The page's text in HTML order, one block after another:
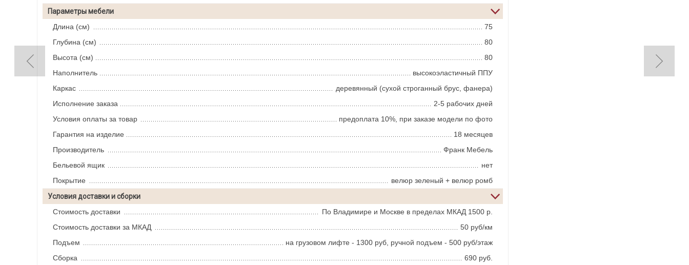
Параметры мебели
Длина (см)
75
Глубина (см)
80
Высота (см)
80
Наполнитель
высокоэластичный ППУ
Каркас
деревянный (сухой строганный брус, фанера)
Исполнение заказа
2-5 рабочих дней
Условия оплаты за товар
предоплата 10%, при заказе модели по фото
Гарантия на изделие
18 месяцев
Производитель
Франк Мебель
Бельевой ящик
нет
Покрытие
велюр зеленый + велюр ромб
Условия доставки и сборки
Стоимость доставки
По Владимире и Москве в пределах МКАД 1500 р.
Стоимость доставки за МКАД
50 руб/км
Подъем
на грузовом лифте - 1300 руб, ручной подъем - 500 руб/этаж
Сборка
690 руб.